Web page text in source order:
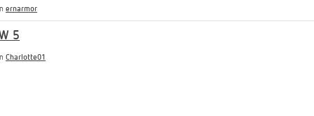
ernarmor
5
Charlotte01